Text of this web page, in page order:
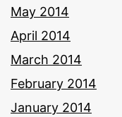
May 2014
April 2014
March 2014
February 2014
January 2014